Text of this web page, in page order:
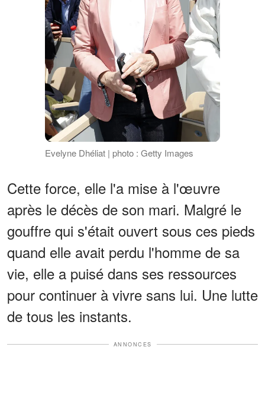
Evelyne Dhéliat | photo : Getty Images
Cette force, elle l'a mise à l'œuvre
après le décès de son mari. Malgré le
gouffre qui s'était ouvert sous ces pieds
quand elle avait perdu l'homme de sa
vie, elle a puisé dans ses ressources
pour continuer à vivre sans lui. Une lutte
de tous les instants.
ANNONCES